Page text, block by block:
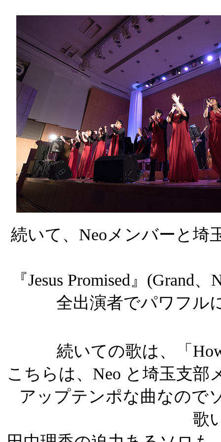
続いて、Neoメンバーと埼
『Jesus Promised』(Grand
全出演者でパワフル
続いての歌は、「
こちらは、Neo と埼玉支部
アップテンポな曲なので
歌